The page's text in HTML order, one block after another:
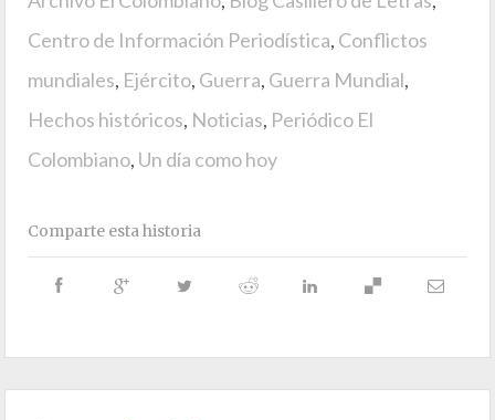
Centro de Información Periodística, Conflictos
mundiales, Ejército, Guerra, Guerra Mundial,
Hechos históricos, Noticias, Periódico El
Colombiano, Un día como hoy
Comparte esta historia